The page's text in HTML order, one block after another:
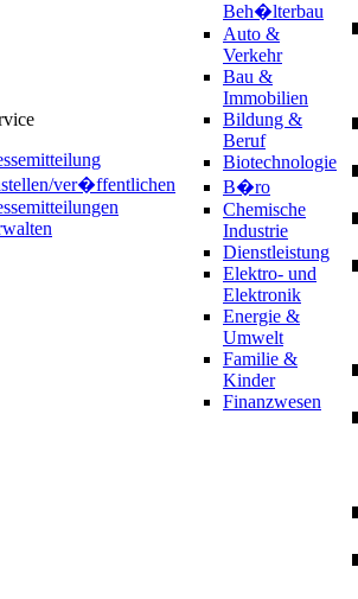
ver�ffentlichen
Beh�lterbau
Auto &
Verkehr
Bau &
Immobilien
Bildung &
Beruf
Biotechnologie
B�ro
Chemische
Industrie
Dienstleistung
Elektro- und
Elektronik
Energie &
Umwelt
Familie &
Kinder
Finanzwesen